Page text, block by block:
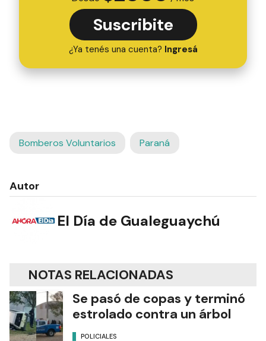
Suscribite
¿Ya tenés una cuenta? Ingresá
Bomberos Voluntarios Paraná
Autor
El Día de Gualeguaychú
NOTAS RELACIONADAS
Se pasó de copas y terminó
estrolado contra un árbol
POLICIALES